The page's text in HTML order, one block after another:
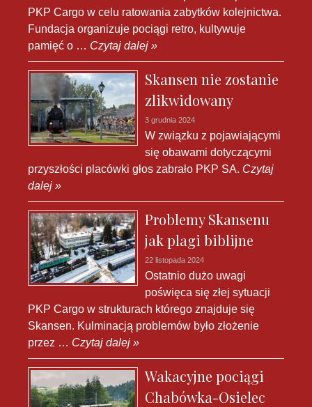
PKP Cargo w celu ratowania zabytków kolejnictwa.
Fundacja organizuje pociągi retro, kultywuje
pamięć o … Czytaj dalej »
Skansen nie zostanie
zlikwidowany
3 grudnia 2024
W związku z pojawiającymi
się obawami dotyczącymi
przyszłości placówki głos zabrało PKP SA. Czytaj
dalej »
Problemy Skansenu
jak plagi biblijne
22 listopada 2024
Ostatnio dużo uwagi
poświęca się złej sytuacji
PKP Cargo w strukturach którego znajduje się
Skansen. Kulminacją problemów było złożenie
przez … Czytaj dalej »
Wakacyjne pociągi
Chabówka-Osielec